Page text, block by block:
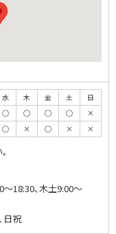
水 木 金 土
日
◯ ◯ ◯ ◯
×
◯ × ◯ × ×
～18:30､木土9:00～
日祝